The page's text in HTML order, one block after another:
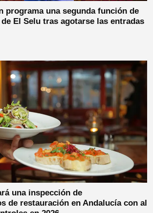
programa una segunda función de
de El Selu tras agotarse las entradas
una inspección de
de restauración en Andalucía con al